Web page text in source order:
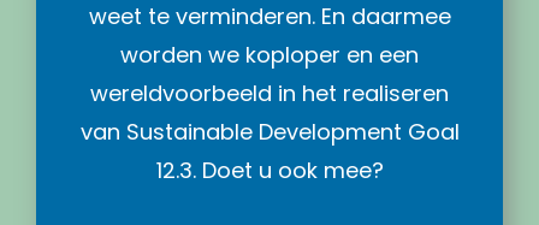
weet te verminderen. En daarmee
worden we koploper en een
wereldvoorbeeld in het realiseren
van Sustainable Development Goal
12.3. Doet u ook mee?